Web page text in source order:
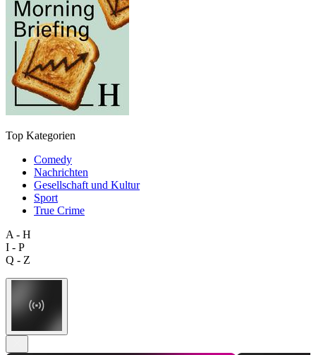
Top Kategorien
Comedy
Nachrichten
Gesellschaft und Kultur
Sport
True Crime
A - H
I - P
Q - Z